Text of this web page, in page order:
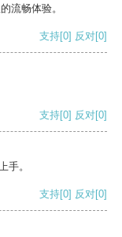
流畅体验。
支持[0] 反对[0]
支持[0] 反对[0]
手。
支持[0] 反对[0]